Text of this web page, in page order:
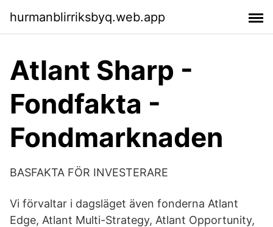
hurmanblirriksbyq.web.app
Atlant Sharp -
Fondfakta -
Fondmarknaden
BASFAKTA FÖR INVESTERARE
Vi förvaltar i dagsläget även fonderna Atlant
Edge, Atlant Multi-Strategy, Atlant Opportunity,